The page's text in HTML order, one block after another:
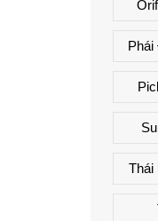
Phái
Thái